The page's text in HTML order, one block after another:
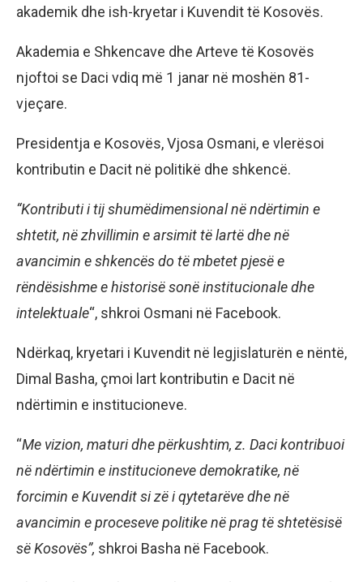
akademik dhe ish-kryetar i Kuvendit të Kosovës.
Akademia e Shkencave dhe Arteve të Kosovës
njoftoi se Daci vdiq më 1 janar në moshën 81-
vjeçare.
Presidentja e Kosovës, Vjosa Osmani, e vlerësoi
kontributin e Dacit në politikë dhe shkencë.
“Kontributi i tij shumëdimensional në ndërtimin e
shtetit, në zhvillimin e arsimit të lartë dhe në
avancimin e shkencës do të mbetet pjesë e
rëndësishme e historisë sonë institucionale dhe
intelektuale“, shkroi Osmani në Facebook.
Ndërkaq, kryetari i Kuvendit në legjislaturën e nëntë,
Dimal Basha, çmoi lart kontributin e Dacit në
ndërtimin e institucioneve.
“Me vizion, maturi dhe përkushtim, z. Daci kontribuoi
në ndërtimin e institucioneve demokratike, në
forcimin e Kuvendit si zë i qytetarëve dhe në
avancimin e proceseve politike në prag të shtetësisë
së Kosovës”, shkroi Basha në Facebook.